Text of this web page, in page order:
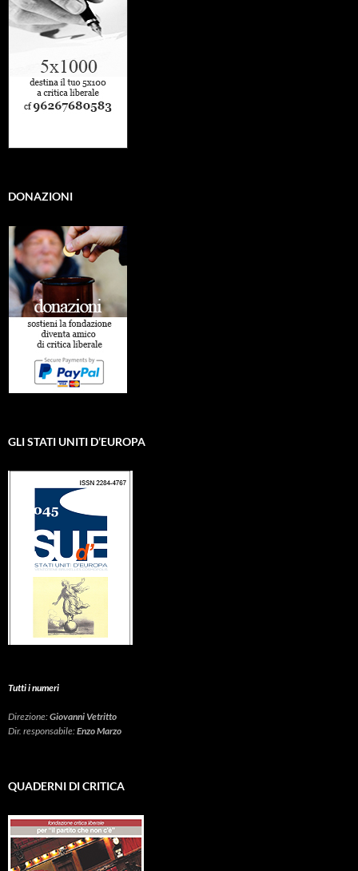
DONAZIONI
GLI STATI UNITI D’EUROPA
Tutti i numeri
Direzione:Giovanni Vetritto
Dir. responsabile:Enzo Marzo
QUADERNI DI CRITICA